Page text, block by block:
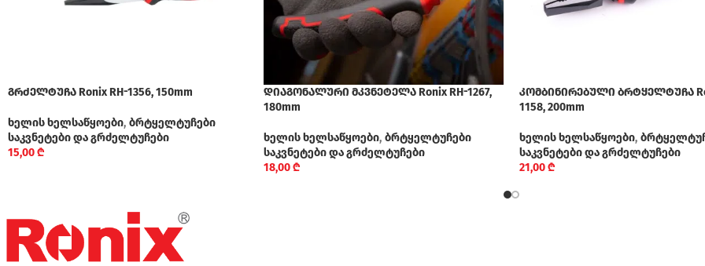
გრძელტუჩა Ronix RH-1356, 150mm
ხელის ხელსაწყოები, ბრტყელტუჩები
საკვნეტები და გრძელტუჩები
15,00₾
დიაგონალური მკვნეტელა Ronix RH-1267,
180mm
ხელის ხელსაწყოები, ბრტყელტუჩები
საკვნეტები და გრძელტუჩები
18,00₾
კომბინირებული ბრტყელტუჩა
1158, 200mm
ხელის ხელსაწყოები,
საკვნეტები და გრძელტუჩები
21,00₾